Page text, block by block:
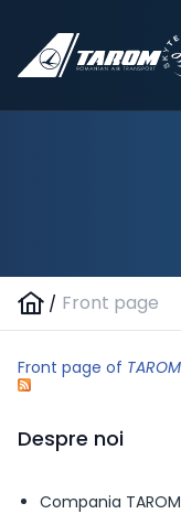
/ Front page
Front page of
Despre noi
Compania TAROM